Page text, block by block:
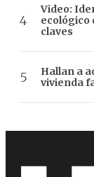
Video:
ecológico
claves
Hallan a
vivienda